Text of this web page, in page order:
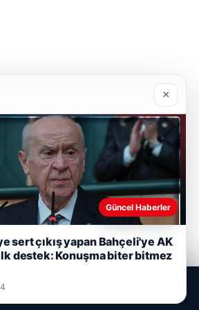
×
Güncel Haberler
sert çıkış yapan Bahçeli'ye AK
destek: Konuşma biter bitmez